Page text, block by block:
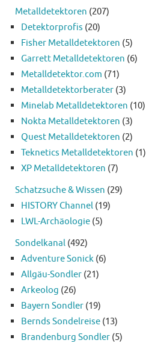
Metalldetektoren (207)
Detektorprofis (20)
Fisher Metalldetektoren (5)
Garrett Metalldetektoren (6)
Metalldetektor.com (71)
Metalldetektorberater (3)
Minelab Metalldetektoren (10)
Nokta Metalldetektoren (3)
Quest Metalldetektoren (2)
Teknetics Metalldetektoren (1)
XP Metalldetektoren (7)
Schatzsuche & Wissen (29)
HISTORY Channel (19)
LWL-Archäologie (5)
Sondelkanal (492)
Adventure Sonick (6)
Allgäu-Sondler (21)
Arkeolog (26)
Bayern Sondler (19)
Bernds Sondelreise (13)
Brandenburg Sondler (5)